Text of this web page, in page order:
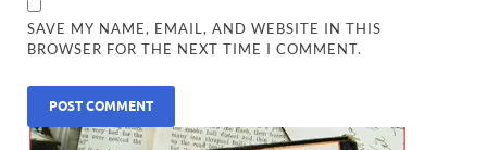
SAVE MY NAME, EMAIL, AND WEBSITE IN THIS
BROWSER FOR THE NEXT TIME I COMMENT.